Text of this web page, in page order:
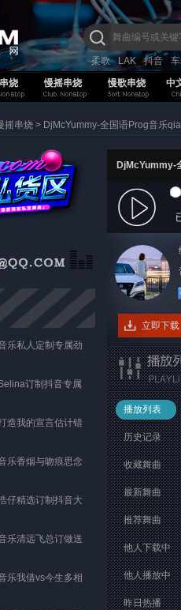
柔歌 LAK 抖音
烧 慢摇串烧 慢歌串烧 中
摇串烧 > DjMcYummy-全国语Prog音乐
乐私人定制专属劲
订制抖音专属
造我的宣言估计错
乐香烟与吻痕思念
仔精选订制抖音大
乐清远飞总订做送
乐我借vs今生多相
DjMcYummy-
立即下载
播放列表
历史记录
收藏舞曲
最新舞曲
推荐舞曲
他人下载中
他人播放中
昨日热播